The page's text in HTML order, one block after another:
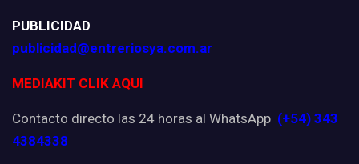
PUBLICIDAD
publicidad@entreriosya.com.ar
MEDIAKIT CLIK AQUI
Contacto directo las 24 horas al WhatsApp (+54) 343
4384338